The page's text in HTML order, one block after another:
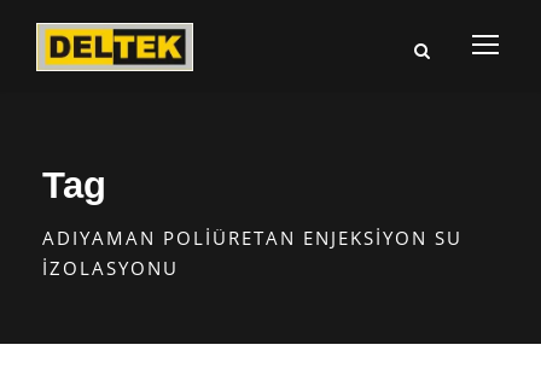
Tag
ADIYAMAN POLIÜRETAN ENJEKSIYON SU
İZOLASYONU